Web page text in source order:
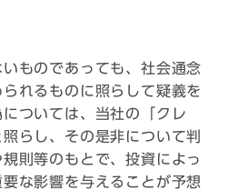
ものであっても、社会通念
れるものに照らして疑義を
ついては、当社の「クレ
らし、その是非について判
則等のもとで、投資によっ
な影響を与えることが予想